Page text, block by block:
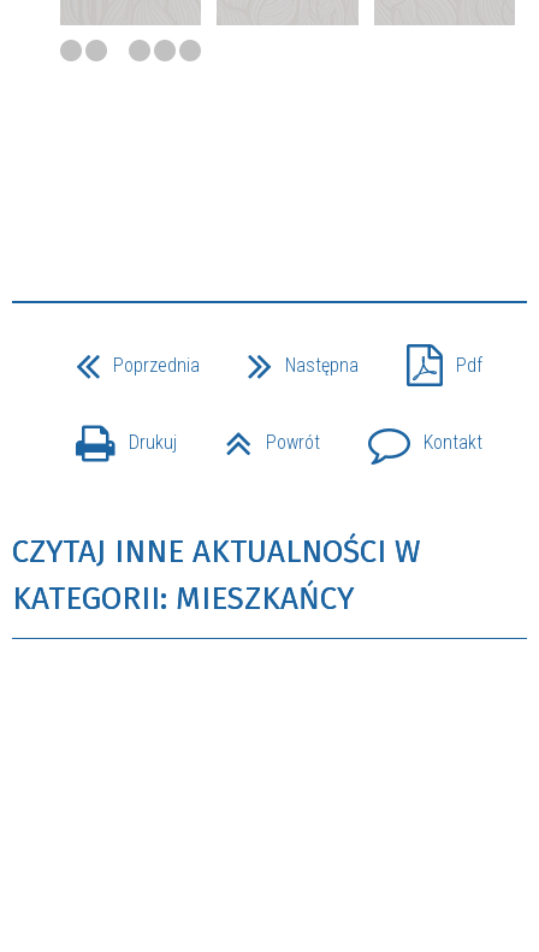
Poprzednia Następna Pdf
Drukuj Powrót Kontakt
CZYTAJ INNE AKTUALNOŚCI W
KATEGORII: MIESZKAŃCY